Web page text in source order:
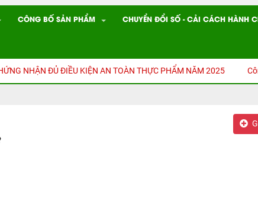
CÔNG BỐ SẢN PHẨM CHUYỂN ĐỔI SỐ - CẢI CÁCH HÀNH
NHẬN ĐỦ ĐIỀU KIỆN AN TOÀN THỰC PHẨM NĂM 2025